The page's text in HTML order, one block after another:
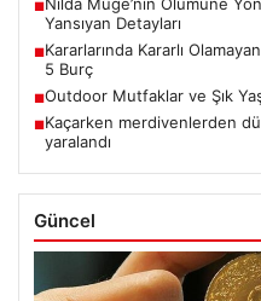
■Nilda Müge’nin Ölümüne
Yansıyan Detayları
■Kararlarında Kararlı
5 Burç
■Outdoor Mutfaklar ve Şık
■Kaçarken merdivenlerden
yaralandı
Güncel